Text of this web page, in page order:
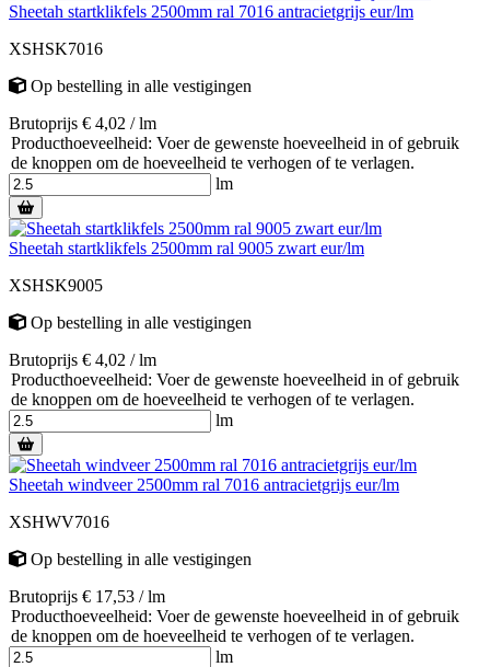
Sheetah startklikfels 2500mm ral 7016 antracietgrijs eur/lm
XSHSK7016
Op bestelling in alle vestigingen
Brutoprijs € 4,02 / lm
Producthoeveelheid: Voer de gewenste hoeveelheid in of gebruik
de knoppen om de hoeveelheid te verhogen of te verlagen.
lm
Sheetah startklikfels 2500mm ral 9005 zwart eur/lm
XSHSK9005
Op bestelling in alle vestigingen
Brutoprijs € 4,02 / lm
Producthoeveelheid: Voer de gewenste hoeveelheid in of gebruik
de knoppen om de hoeveelheid te verhogen of te verlagen.
lm
Sheetah windveer 2500mm ral 7016 antracietgrijs eur/lm
XSHWV7016
Op bestelling in alle vestigingen
Brutoprijs € 17,53 / lm
Producthoeveelheid: Voer de gewenste hoeveelheid in of gebruik
de knoppen om de hoeveelheid te verhogen of te verlagen.
lm